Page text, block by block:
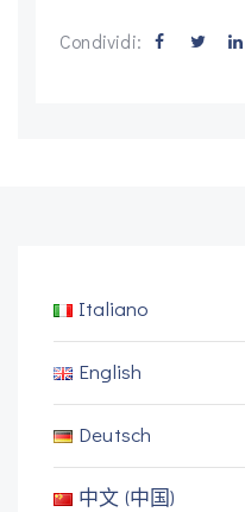
Condividi:
Italiano
English
Deutsch
中文 (中国)